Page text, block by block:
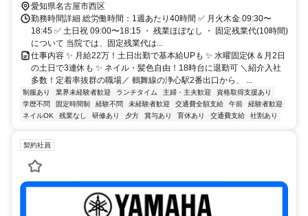
愛知県名古屋市西区
勤務時間詳細 総労働時間：1週あたり40時間 ✅ 月火木金 09:30〜
18:45 ✅ 土日祝 09:00〜18:15 ・ 残業ほぼなし ・ 固定残業代(10時間)
について 当院では、固定残業代は...
仕事内容 ✨ 月給22万！土日出勤で基本給UPも ✨ 水曜固定休＆月2日
の土日で3連休も ✨ ネイル・髪色自由！18時台に退勤可 ＼紹介入社
多数！定着率抜群の職場／ 鶴舞線の浄心駅2番出口から、 ...
制服あり 業界未経験者歓迎 ランチタイム 主婦・主夫歓迎
資格取得支援あり
学歴不問
固定時間制 経験不問 未経験者歓迎 交通費全額支給 午前
経験者歓迎
ネイルOK
残業なし 研修あり 夕方 賞与あり 育休あり 交通費支給 社割あり
契約社員